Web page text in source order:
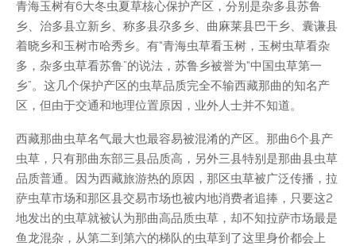
青海玉树有6大冬虫夏草核心保护产区，分别是杂多县苏鲁
乡、治多县立新乡、称多县尕多乡、曲麻莱县巴干乡、囊谦县
着晓乡和玉树市哈秀乡。有“青海虫草看玉树，玉树虫草看杂
多，杂多虫草看苏鲁”的说法，苏鲁乡被誉为“中国虫草第一
乡”。这几个保护产区的虫草品质完全不输西藏那曲的知名产
区，但由于交通和地理位置原因，业外人士并不知道。
西藏那曲虫草名气最大也最容易被混淆的产区。那曲6个县产
虫草，只有那曲东部三县品质高，另外三县特别是那曲县虫草
品质普通。因为西藏旅游热的原因，那区虫草被广泛传播，拉
萨虫草市场和那区县交易市场也被内地消费者追捧，只要这2
地发出的虫草就被认为那曲高品质虫草，却不知拉萨市场最是
鱼龙混杂，从第二到第六的梯队的虫草到了这里身价都会上